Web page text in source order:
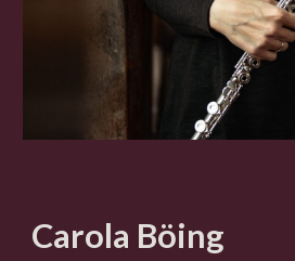
Carola Böing